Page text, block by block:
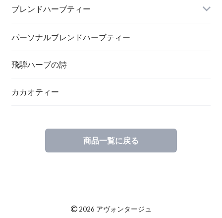
ブレンドハーブティー
パーソナルブレンドハーブティー
飛騨ハーブの詩
カカオティー
商品一覧に戻る
©2026 アヴォンタージュ